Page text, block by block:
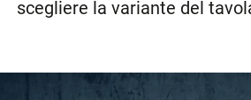
scegliere la variante del